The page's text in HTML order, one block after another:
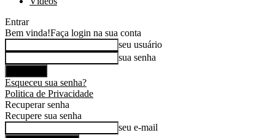
Entrar
Bem vinda!Faça login na sua conta
seu usuário
sua senha
Esqueceu sua senha?
Politica de Privacidade
Recuperar senha
Recupere sua senha
seu e-mail